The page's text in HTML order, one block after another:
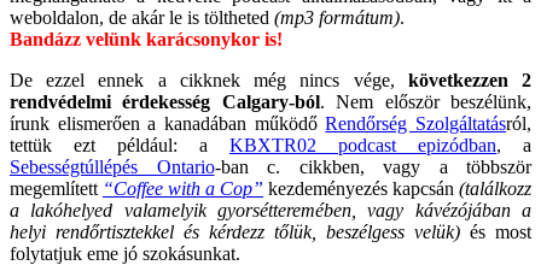
weboldalon, de akár le is töltheted (mp3 formátum).
Bandázz velünk karácsonykor is!
De ezzel ennek a cikknek még nincs vége, következzen 2
rendvédelmi érdekesség Calgary-ból. Nem először beszélünk,
írunk elismerően a kanadában működőRendőrség Szolgáltatásról,
tettük ezt például: a KBXTR02 podcast epizódban, a
Sebességtúllépés Ontario-ban c. cikkben, vagy a többször
megemlített “Coffee with a Cop” kezdeményezés kapcsán (találkozz
a lakóhelyed valamelyik gyorsétteremében, vagy kávézójában a
helyi rendőrtisztekkel és kérdezz tőlük, beszélgess velük) és most
folytatjuk eme jó szokásunkat.